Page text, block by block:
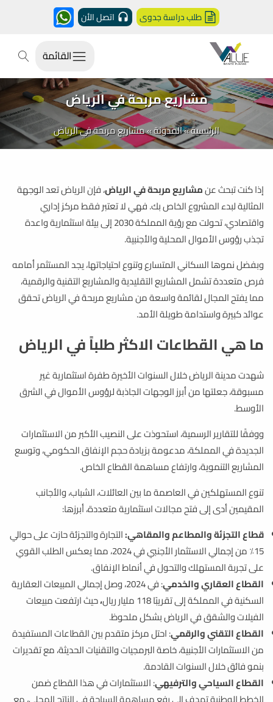
طلب دراسة جدوى اتصل الأن
القائمة
مشاريع مربحة في الرياض
الرئيسية»المدونة»مشاريع مربحة في الرياض
إذا كنت تبحث عنمشاريع مربحة في الرياض، فإن الرياض تعد الوجهة
المثالية لبدء المشروع الخاص بك. فهي لا تعتبر فقط مركز إداري
واقتصادي، تحولت مع رؤية المملكة 2030 إلى بيئة استثمارية واعدة
تجذب رؤوس الأموال المحلية والأجنبية.
وبفضل نموها السكاني المتسارع وتنوع احتياجاتها، يجد المستثمر أمامه
فرص متعددة تشمل المشاريع التقليدية والمشاريع التقنية والرقمية،
مما يفتح المجال لقائمة واسعة من مشاريع مربحة في الرياض تحقق
عوائد كبيرة واستدامة طويلة الأمد.
ما هي القطاعاتالاكثر طلباً في الرياض
شهدت مدينة الرياض خلال السنوات الأخيرة طفرة استثمارية غير
مسبوقة، جعلتها من أبرز الوجهات الجاذبة لرؤوس الأموال في الشرق
الأوسط.
ووفقًا للتقارير الرسمية، استحوذت على النصيب الأكبر من الاستثمارات
الجديدة في المملكة، مدعومة بزيادة حجم الإنفاق الحكومي، وتوسع
المشاريع التنموية، وارتفاع مساهمة القطاع الخاص.
تنوع المستهلكين في العاصمة ما بين العائلات، الشباب، والأجانب
المقيمين أدى إلى فتح مجالات استثمارية متعددة، أبرزها:
قطاع التجزئة والمطاعم والمقاهي:التجارة والتجزئة حازت على حوالي
15٪ من إجمالي الاستثمار الأجنبي في 2024، مما يعكس الطلب القوي
على تجربة المستهلك والتحول في أنماط الإنفاق.
القطاع العقاري والخدمي
: في 2024، وصل إجمالي المبيعات العقارية
السكنية في المملكة إلى تقريبًا 118 مليار ريال
،حيث ارتفعت مبيعات
الفيلات والشقق في الرياض بشكل ملحوظ.
القطاع التقني والرقمي: احتل مركز متقدم بين القطاعات المستفيدة
من الاستثمارات الأجنبية، خاصة البرمجيات والتقنيات الحديثة، مع تقديرات
بنمو فائق خلال السنوات القادمة.
القطاع السياحي والترفيهي: الاستثمارات في هذا القطاع ضمن